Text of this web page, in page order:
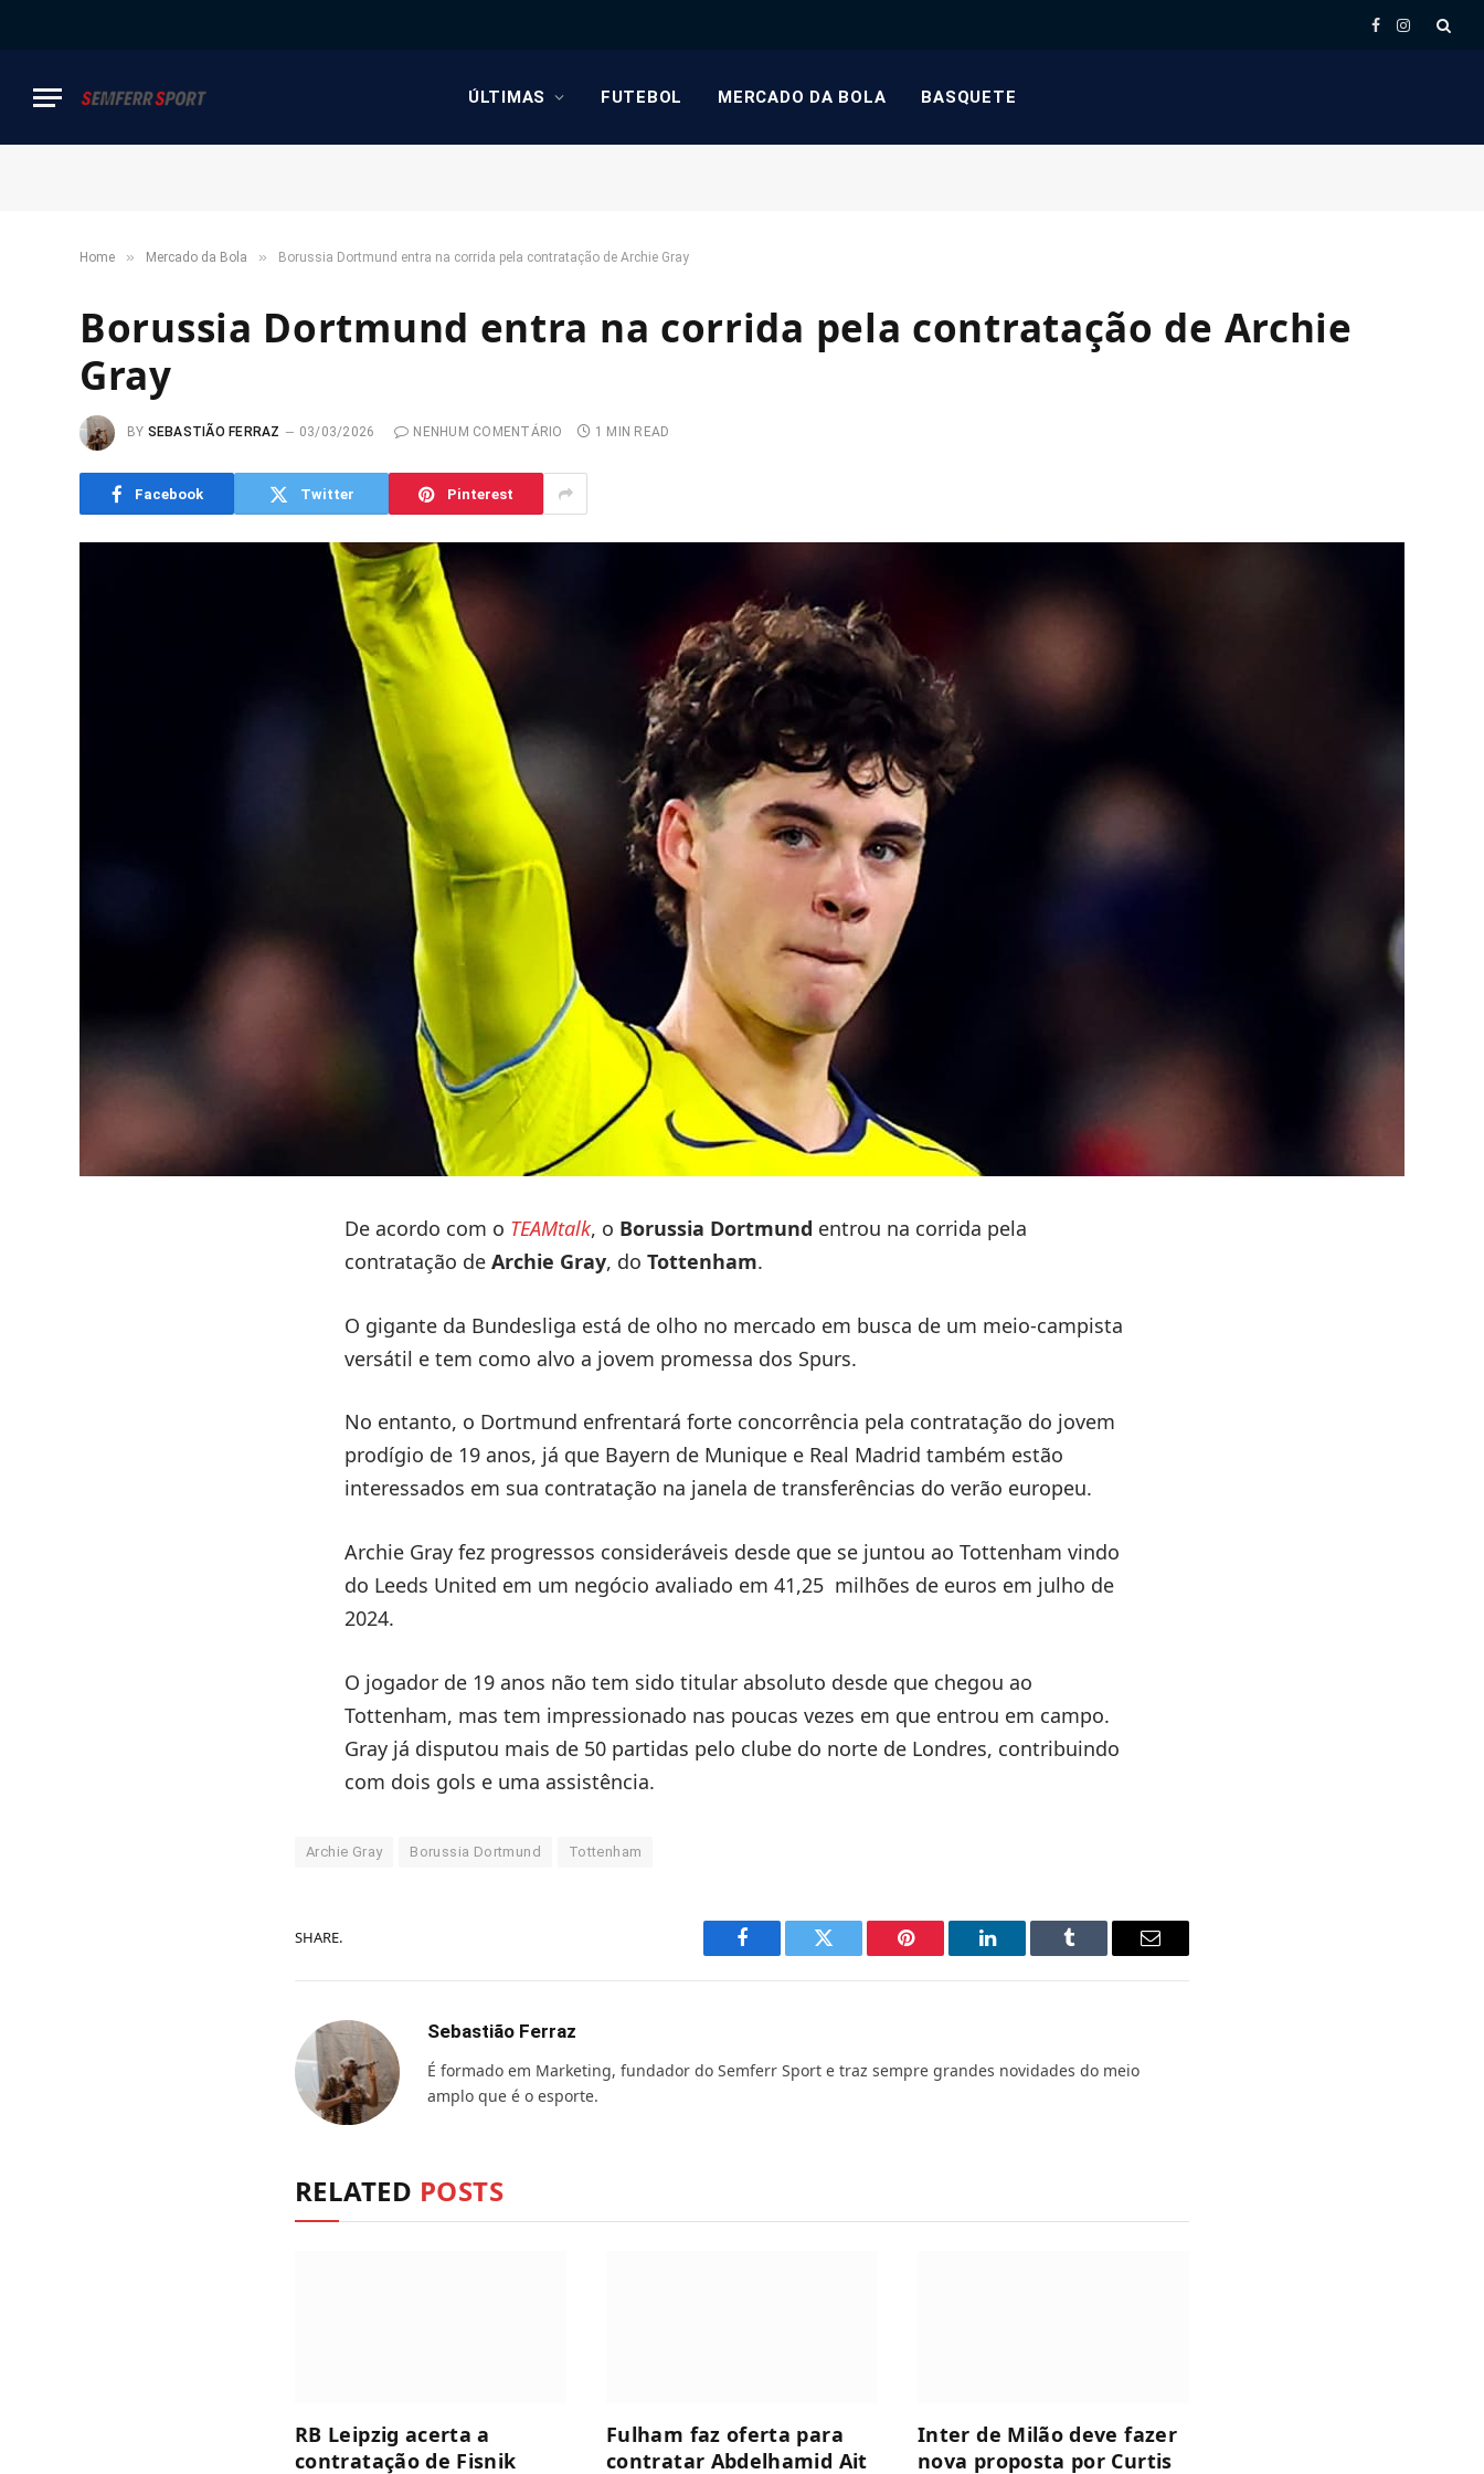
Facebook
Instagram
ÚLTIMAS FUTEBOL MERCADO DA BOLA BASQUETE
Home » Mercado da Bola » Borussia Dortmund entra na corrida pela contratação de Archie Gray
Borussia Dortmund entra na corrida pela contratação de Archie
Gray
BY SEBASTIÃO FERRAZ 03/03/2026 NENHUM COMENTÁRIO 1 MIN READ
Facebook Twitter Pinterest
De acordo com o TEAMtalk, o Borussia Dortmund entrou na corrida pela
contratação de Archie Gray, do Tottenham.
O gigante da Bundesliga está de olho no mercado em busca de um meio-campista
versátil e tem como alvo a jovem promessa dos Spurs.
No entanto, o Dortmund enfrentará forte concorrência pela contratação do jovem
prodígio de 19 anos, já que Bayern de Munique e Real Madrid também estão
interessados ​​em sua contratação na janela de transferências do verão europeu.
Archie Gray fez progressos consideráveis ​​desde que se juntou ao Tottenham vindo
do Leeds United em um negócio avaliado em 41,25 milhões de euros em julho de
2024.
O jogador de 19 anos não tem sido titular absoluto desde que chegou ao
Tottenham, mas tem impressionado nas poucas vezes em que entrou em campo.
Gray já disputou mais de 50 partidas pelo clube do norte de Londres, contribuindo
com dois gols e uma assistência.
Archie Gray Borussia Dortmund Tottenham
SHARE.
Facebook Twitter Pinterest LinkedIn Tumblr Email
Sebastião Ferraz
É formado em Marketing, fundador do Semferr Sport e traz sempre grandes novidades do meio
amplo que é o esporte.
RELATED POSTS
RB Leipzig acerta a
contratação de Fisnik
Fulham faz oferta para
contratar Abdelhamid Ait
Inter de Milão deve fazer
nova proposta por Curtis